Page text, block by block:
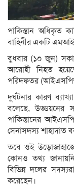
পাকিস্তান অধিকৃত
বাহিনীর একটি
বুধবার (১০ জুন)
আরোহী নিহত
পরিদফতর
দুর্ঘটনার কারণ
বলেছে, উড্ডয়নের
পাকিস্তানের
সেনাসদস্য শাহাদাত
তবে ওই
কোনও তথ্য
বিভিন্ন দলের
করেছেন।